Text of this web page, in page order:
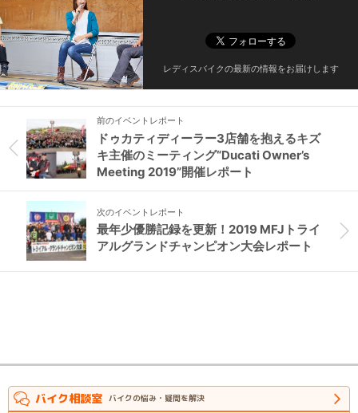
レディスバイクの最新の情報をお届けします
前のイベントレポート
ドゥカティディーラー3店舗を抱えるキズ
キ主催のミーティング“Ducati Owner’s
Meeting 2019”開催レポート
次のイベントレポート
最年少優勝記録を更新！2019 MFJトライ
アルグランドチャンピオン大会レポート
バイク相談室 バイクの悩み・疑問を解決